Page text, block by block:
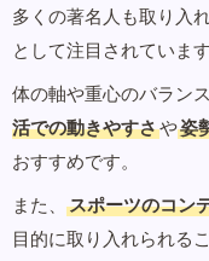
多くの著名人も取り入
として注目されています
体の軸や重心のバラン
活での動きやすさや姿
おすすめです。
また、
スポーツのコン
目的に取り入れられる